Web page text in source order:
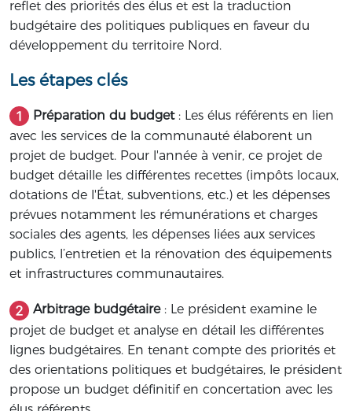
reflet des priorités des élus et est la traduction
budgétaire des politiques publiques en faveur du
développement du territoire Nord.
Les étapes clés
Préparation du budget: Les élus référents en lien
avec les services de la communauté élaborent un
projet de budget. Pour l'année à venir, ce projet de
budget détaille les différentes recettes (impôts locaux,
dotations de l'État, subventions, etc.) et les dépenses
prévues notamment les rémunérations et charges
sociales des agents, les dépenses liées aux services
publics, l’entretien et la rénovation des équipements
et infrastructures communautaires.
Arbitrage budgétaire: Le président examine le
projet de budget et analyse en détail les différentes
lignes budgétaires. En tenant compte des priorités et
des orientations politiques et budgétaires, le président
propose un budget définitif en concertation avec les